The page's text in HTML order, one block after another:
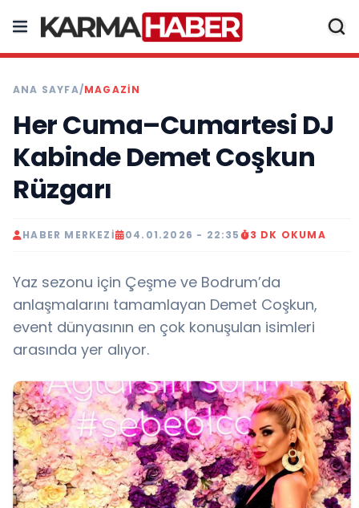
ANA SAYFA/MAGAZIN
Her Cuma–Cumartesi DJ
Kabinde Demet Coşkun
Rüzgarı
HABER MERKEZI 04.01.2026 - 22:35 3 DK OKUMA
Yaz sezonu için Çeşme ve Bodrum’da
anlaşmalarını tamamlayan Demet Coşkun,
event dünyasının en çok konuşulan isimleri
arasında yer alıyor.